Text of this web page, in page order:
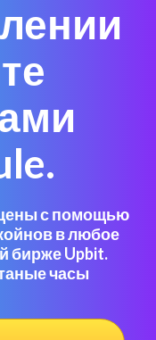
с помощью
в любое
бирже Upbit.
часы